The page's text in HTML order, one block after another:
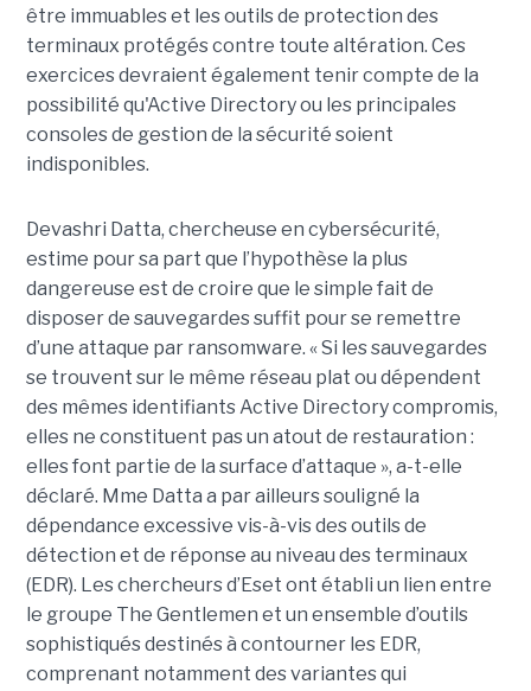
être immuables et les outils de protection des
terminaux protégés contre toute altération. Ces
exercices devraient également tenir compte de la
possibilité qu'Active Directory ou les principales
consoles de gestion de la sécurité soient
indisponibles.
Devashri Datta, chercheuse en cybersécurité,
estime pour sa part que l’hypothèse la plus
dangereuse est de croire que le simple fait de
disposer de sauvegardes suffit pour se remettre
d’une attaque par ransomware. « Si les sauvegardes
se trouvent sur le même réseau plat ou dépendent
des mêmes identifiants Active Directory compromis,
elles ne constituent pas un atout de restauration :
elles font partie de la surface d’attaque », a-t-elle
déclaré. Mme Datta a par ailleurs souligné la
dépendance excessive vis-à-vis des outils de
détection et de réponse au niveau des terminaux
(EDR). Les chercheurs d’Eset ont établi un lien entre
le groupe The Gentlemen et un ensemble d’outils
sophistiqués destinés à contourner les EDR,
comprenant notamment des variantes qui